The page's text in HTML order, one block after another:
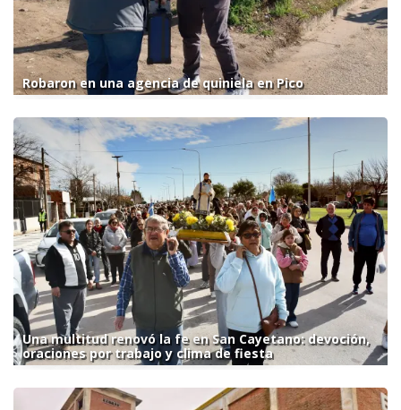
Robaron en una agencia de quiniela en Pico
Una multitud renovó la fe en San Cayetano: devoción,
oraciones por trabajo y clima de fiesta